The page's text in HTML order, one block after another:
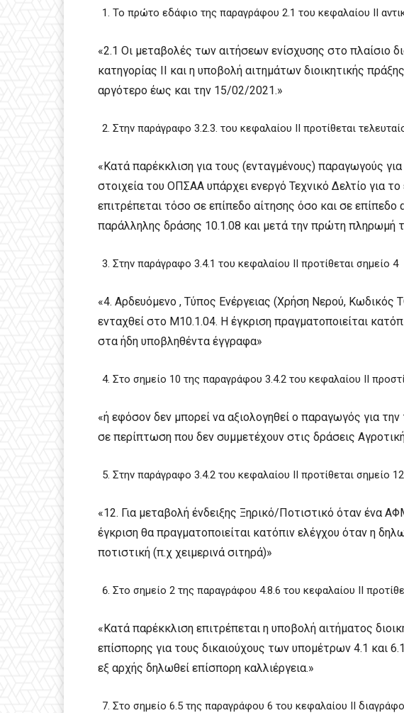
Το πρώτο εδάφιο της παραγράφου 2.1 του κεφαλαίου ΙΙ
«2.1 Οι μεταβολές των αιτήσεων ενίσχυσης στο
κατηγορίας ΙΙ και η υποβολή αιτημάτων διοικητικής
αργότερο έως και την 15/02/2021.»
Στην παράγραφο 3.2.3. του κεφαλαίου ΙΙ προτίθεται
«Κατά παρέκκλιση για τους (ενταγμένους) παραγωγούς
στοιχεία του ΟΠΣΑΑ υπάρχει ενεργό Τεχνικό Δελτίο για
επιτρέπεται τόσο σε επίπεδο αίτησης όσο και σε επίπεδο
παράλληλης δράσης 10.1.08 και μετά την πρώτη πληρωμή
Στην παράγραφο 3.4.1 του κεφαλαίου ΙΙ προτίθεται σημείο 4
«4. Αρδευόμενο , Τύπος Ενέργειας (Χρήση Νερού, Κωδικός
ενταχθεί στο Μ10.1.04. Η έγκριση πραγματοποιείται
στα ήδη υποβληθέντα έγγραφα»
Στο σημείο 10 της παραγράφου 3.4.2 του κεφαλαίου ΙΙ
«ή εφόσον δεν μπορεί να αξιολογηθεί ο παραγωγός για
σε περίπτωση που δεν συμμετέχουν στις δράσεις
Στην παράγραφο 3.4.2 του κεφαλαίου ΙΙ προτίθεται σημείο 12
«12. Για μεταβολή ένδειξης Ξηρικό/Ποτιστικό όταν ένα
έγκριση θα πραγματοποιείται κατόπιν ελέγχου όταν η
ποτιστική (π.χ χειμερινά σιτηρά)»
Στο σημείο 2 της παραγράφου 4.8.6 του κεφαλαίου ΙΙ
«Κατά παρέκκλιση επιτρέπεται η υποβολή αιτήματος
επίσπορης για τους δικαιούχους των υπομέτρων 4.1 και
εξ αρχής δηλωθεί επίσπορη καλλιέργεια.»
Στο σημείο 6.5 της παραγράφου 6 του κεφαλαίου ΙΙ